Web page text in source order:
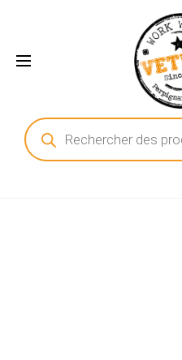
Recherche
de
produits